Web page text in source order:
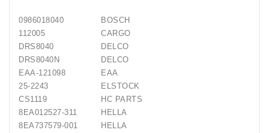
0986018040
BOSCH
112005
CARGO
DRS8040
DELCO
DRS8040N
DELCO
EAA-121098
EAA
25-2243
ELSTOCK
CS1119
HC PARTS
8EA012527-311
HELLA
8EA737579-001
HELLA